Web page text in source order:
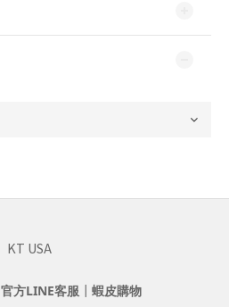
KT USA
官方LINE客服 ┃ 蝦皮購物